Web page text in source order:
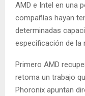
AMD e Intel en una
compañías hayan
determinadas
especificación de la
Primero AMD
retoma un trabajo
Phoronix apuntan